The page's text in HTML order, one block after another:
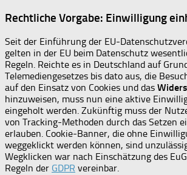
Rechtliche Vorgabe: Einwilligung
Seit der Einführung der EU-
gelten in der EU beim Datenschutz
Regeln. Reichte es in Deutschland auf
Telemediengesetzes bis dato aus, die
auf den Einsatz von Cookies und das
hinzuweisen, muss nun eine aktive
eingeholt werden. Zukünftig muss der
von Tracking-Methoden durch das Setzen
erlauben. Cookie-Banner, die ohne
weggeklickt werden können, sind
Wegklicken war nach Einschätzung des
Regeln der GDPR vereinbar.